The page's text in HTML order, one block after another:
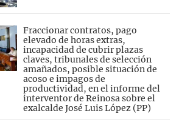
Fraccionar contratos, pago
elevado de horas extras,
incapacidad de cubrir plazas
claves, tribunales de selección
amañados, posible situación de
acoso e impagos de
productividad, en el informe del
interventor de Reinosa sobre el
exalcalde José Luis López (PP)